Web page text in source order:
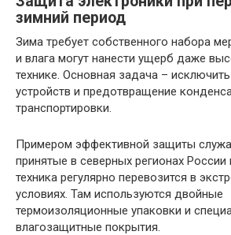
зимний период
Зима требует собственного набора
и влага могут нанести ущерб даже
технике. Основная задача –
устройств и предотвращение
транспортировки.
Примером эффективной защиты
принятые в северных регионах
техника регулярно перевозится в
условиях. Там используются двойные
термоизоляционные упаковки и
влагозащитные покрытия.